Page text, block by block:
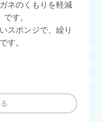
ネのくもりを軽減
す。
スポンジで、繰り
す。